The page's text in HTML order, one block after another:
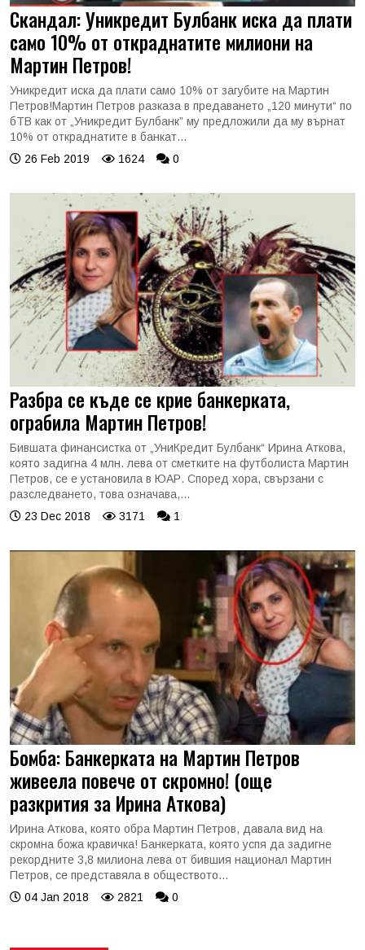
Скандал: Уникредит Булбанк иска да плати
само 10% от откраднатите милиони на
Мартин Петров!
Уникредит иска да плати само 10% от загубите на Мартин
Петров!Мартин Петров разказа в предаването „120 минути“ по
бТВ как от „Уникредит Булбанк” му предложили да му върнат
10% от откраднатите в банкат...
26 Feb 2019
1624 0
Разбра се къде се крие банкерката,
ограбила Мартин Петров!
Бившата финансистка от „УниКредит Булбанк“ Ирина Аткова,
която задигна 4 млн. лева от сметките на футболиста Мартин
Петров, се е установила в ЮАР. Според хора, свързани с
разследването, това означава,...
23 Dec 2018
3171 1
Бомба: Банкерката на Мартин Петров
живеела повече от скромно! (още
разкрития за Ирина Аткова)
Ирина Аткова, която обра Мартин Петров, давала вид на
скромна божа кравичка! Банкерката, която успя да задигне
рекордните 3,8 милиона лева от бившия национал Мартин
Петров, се представяла в обществото...
04 Jan 2018
2821 0